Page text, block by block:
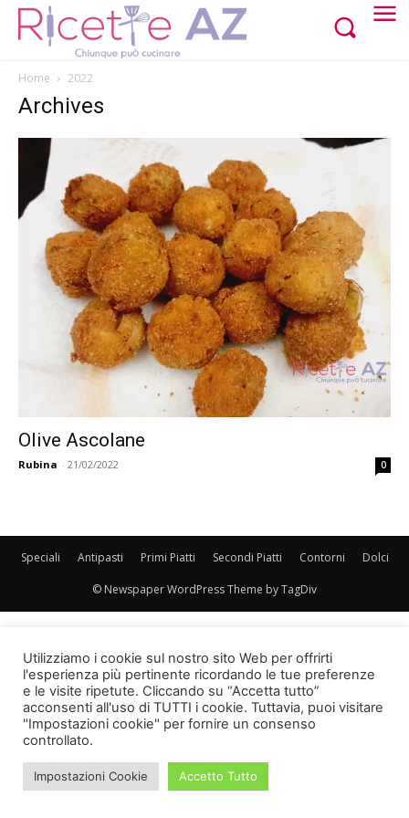
Home 2022
Archives
Olive Ascolane
Rubina - 21/02/2022 0
Speciali Antipasti Primi Piatti Secondi Piatti Contorni Dolci
© Newspaper WordPress Theme by TagDiv
Utilizziamo i cookie sul nostro sito Web per offrirti
l'esperienza più pertinente ricordando le tue preferenze
e le visite ripetute. Cliccando su “Accetta tutto”
acconsenti all'uso di TUTTI i cookie. Tuttavia, puoi visitare
"Impostazioni cookie" per fornire un consenso
controllato.
Impostazioni Cookie Accetto Tutto